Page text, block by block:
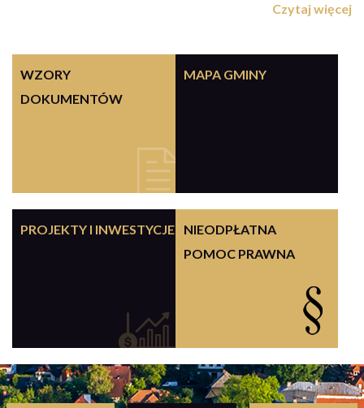
Czytaj więcej
WZORY
DOKUMENTÓW
MAPA GMINY
PROJEKTY I INWESTYCJE
NIEODPŁATNA
POMOC PRAWNA